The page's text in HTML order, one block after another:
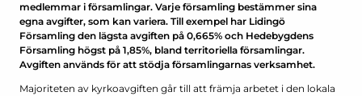
medlemmar i församlingar. Varje församling bestämmer sina
egna avgifter, som kan variera. Till exempel har Lidingö
Församling den lägsta avgiften på 0,665% och Hedebygdens
Församling högst på 1,85%, bland territoriella församlingar.
Avgiften används för att stödja församlingarnas verksamhet.
Majoriteten av kyrkoavgiften går till att främja arbetet i den lokala